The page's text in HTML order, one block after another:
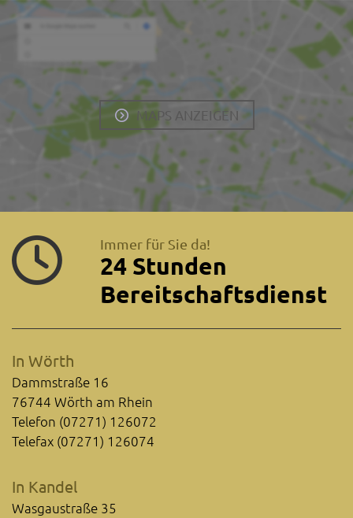
MAPS ANZEIGEN
Immer für Sie da!
24 Stunden
Bereitschaftsdienst
In Wörth
Dammstraße 16
76744 Wörth am Rhein
Telefon (07271) 126072
Telefax (07271) 126074
In Kandel
Wasgaustraße 35